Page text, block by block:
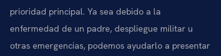
prioridad principal. Ya sea debido a la
enfermedad de un padre, despliegue militar u
otras emergencias, podemos ayudarlo a presentar